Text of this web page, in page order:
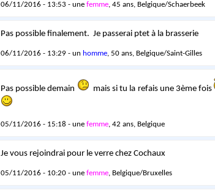
06/11/2016 - 13:53 - une femme, 45 ans, Belgique/Schaerbeek
Pas possible finalement. Je passerai ptet à la brasserie
06/11/2016 - 13:29 - un homme, 50 ans, Belgique/Saint-Gilles
Pas possible demain mais si tu la refais une 3ème fois
05/11/2016 - 15:18 - une femme, 42 ans, Belgique
Je vous rejoindrai pour le verre chez Cochaux
05/11/2016 - 10:20 - une femme, Belgique/Bruxelles